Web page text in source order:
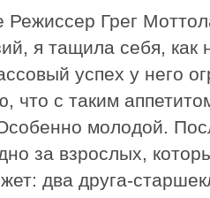
Режиссер Грег
я тащила себя, как
успех у него
что с таким
молодой.
за взрослых,
два друга-